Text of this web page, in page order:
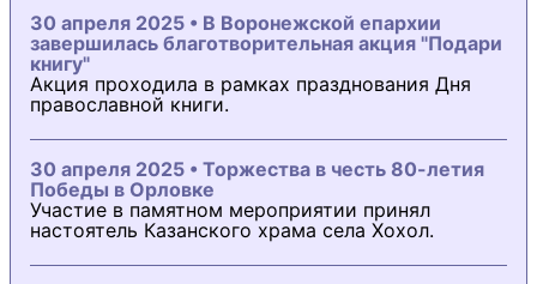
30 апреля 2025 • В Воронежской епархии
завершилась благотворительная акция "Подари
книгу"
Акция проходила в рамках празднования Дня
православной книги.
30 апреля 2025 • Торжества в честь 80-летия
Победы в Орловке
Участие в памятном мероприятии принял
настоятель Казанского храма села Хохол.